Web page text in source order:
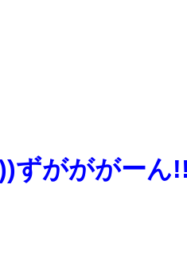
ずがががーん